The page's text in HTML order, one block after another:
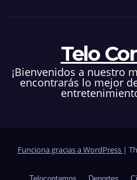
Telo
¡Bienvenidos a nuestro
encontrarás lo mejor
Funciona gracias a WordPress |